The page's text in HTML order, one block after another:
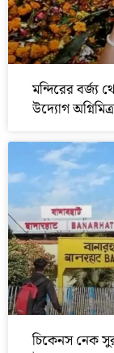
মন্দিরের বর্জ্য
উদ্যোগ
চিকেনস নেক